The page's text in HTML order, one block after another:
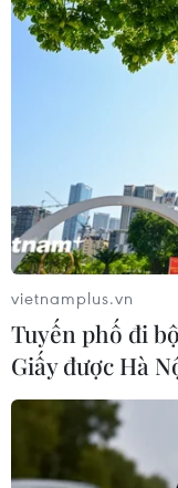
vietnamplus.vn
Tuyến phố đi
Giấy được Hà